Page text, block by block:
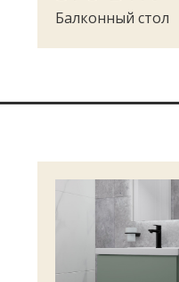
Балконный стол